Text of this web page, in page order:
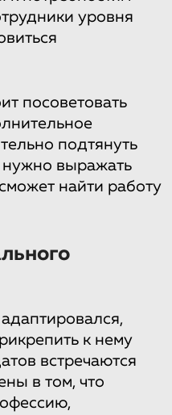
уровня
посоветовать
подтянуть
нужно выражать
найти работу
к нему
встречаются
в том, что